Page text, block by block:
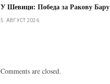
У Шевици: Победа за Ракову Бару
5. АВГУСТ 2026.
Comments are closed.